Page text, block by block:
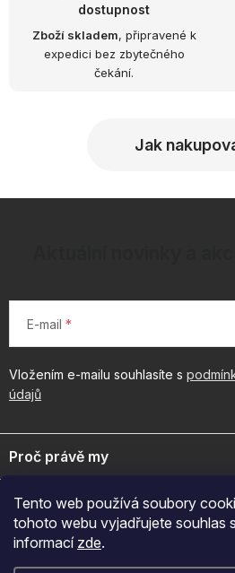
Tento web používá soubory
tohoto webu vyjadřujete souhlas
informací zde.
dostupnost
Zboží skladem, připravené k
expedici bez zbytečného
čekání.
Jak
E-mail
Vložením e-mailu souhlasíte s
údajů
á
pProč právě my
byznys. Spojte se s námi pro
+420 605 209 284
Po-Pá: 7:00-12:30 a 13:00-15:30
Důležité odkazy
Naš značky
O nákupu